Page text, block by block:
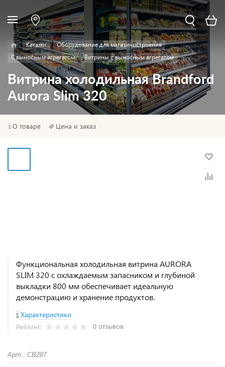
Каталог
Оборудование для магазиностроения
С выносным агрегатом
Витрины с выносным агрегатом
Витрина холодильная Brandford
Aurora Slim 320
О товаре Цена и заказ
Функциональная холодильная витрина AURORA
SLIM 320 с охлаждаемым запасником и глубиной
выкладки 800 мм обеспечивает идеальную
демонстрацию и хранение продуктов.
Характеристики
Рейтинг: 0 отзывов
Арт.: СВ287